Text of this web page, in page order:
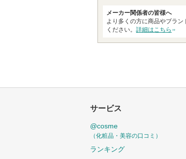
メーカー関係者の皆様へ
より多くの方に商品やブラ
ください。 詳細はこちら
サービス
@cosme
（化粧品・美容の口コミ）
ランキング